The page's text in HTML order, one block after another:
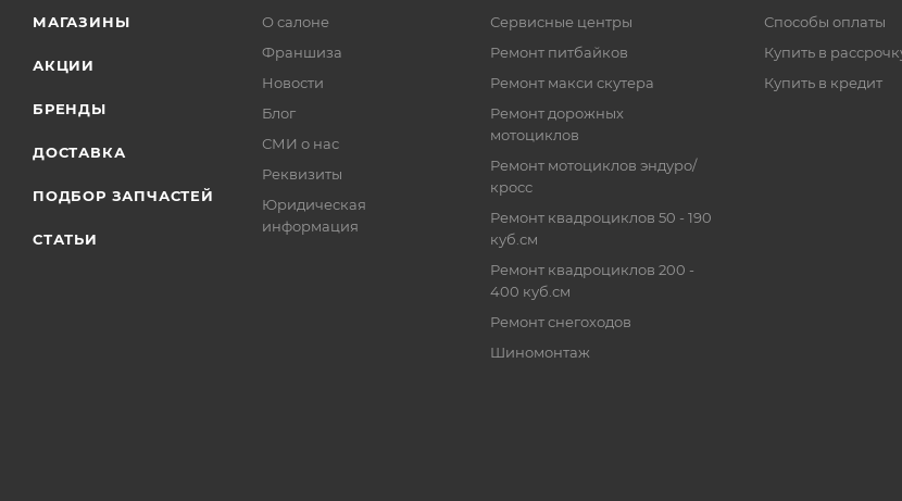
МАГАЗИНЫ
АКЦИИ
БРЕНДЫ
ДОСТАВКА
ПОДБОР ЗАПЧАСТЕЙ
СТАТЬИ
О салоне
Франшиза
Новости
Блог
СМИ о нас
Реквизиты
Юридическая
информация
Сервисные центры
Ремонт питбайков
Ремонт макси скутера
Ремонт дорожных
мотоциклов
Ремонт мотоциклов эндуро/
кросс
Ремонт квадроциклов 50 - 190
куб.см
Ремонт квадроциклов 200 -
400 куб.см
Ремонт снегоходов
Шиномонтаж
Способы оплаты
Купить в
Купить в кредит